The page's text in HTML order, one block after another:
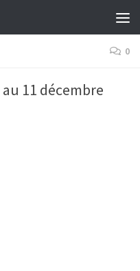
0
11 décembre